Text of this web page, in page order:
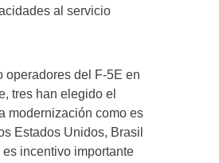
al servicio
operadores del F-5E en
tres han elegido el
modernización como es
Estados Unidos, Brasil
incentivo importante